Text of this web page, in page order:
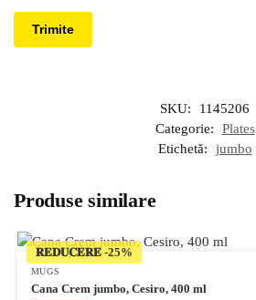
SKU:
1145206
Categorie:
Plates
Etichetă:
jumbo
Produse similare
𝐑𝐄𝐃𝐔𝐂𝐄𝐑𝐄
MUGS
Cana Crem jumbo, Cesiro, 400 ml